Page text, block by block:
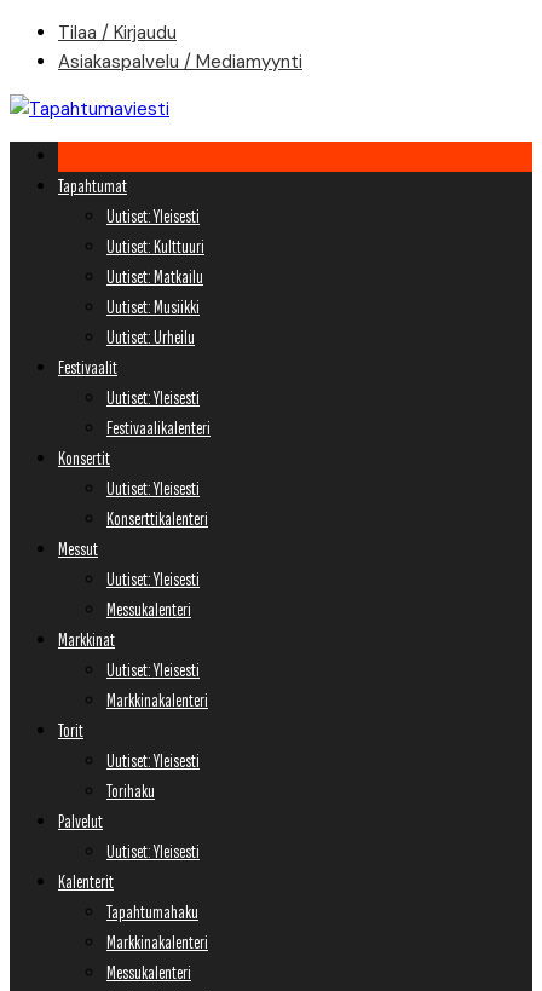
Skip
content
Tilaa / Kirjaudu
Asiakaspalvelu / Mediamyynti
Tapahtumat
Uutiset: Yleisesti
Uutiset: Kulttuuri
Uutiset: Matkailu
Uutiset: Musiikki
Uutiset: Urheilu
Festivaalit
Uutiset: Yleisesti
Festivaalikalenteri
Konsertit
Uutiset: Yleisesti
Konserttikalenteri
Messut
Uutiset: Yleisesti
Messukalenteri
Markkinat
Uutiset: Yleisesti
Markkinakalenteri
Torit
Uutiset: Yleisesti
Torihaku
Palvelut
Uutiset: Yleisesti
Kalenterit
Tapahtumahaku
Markkinakalenteri
Messukalenteri